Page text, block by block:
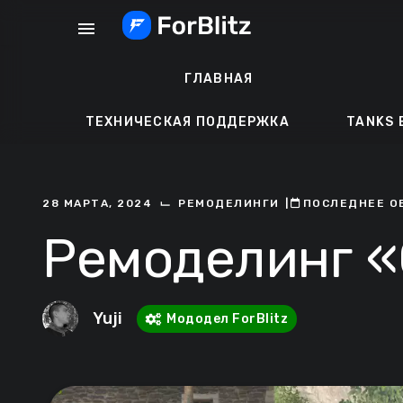
menu
ГЛАВНАЯ
ТЕХНИЧЕСКАЯ ПОДДЕРЖКА TANKS
28 МАРТА, 2024 ⌙ РЕМОДЕЛИНГИ ㅤПОСЛЕДНЕЕ
Ремоделинг
Yuji Мододел ForBlitz